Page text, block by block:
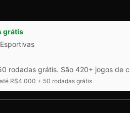
grátis
rodadas grátis. São 420+ jogos de
R$4.000 + 50 rodadas grátis